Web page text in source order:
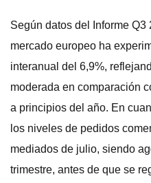
Según datos del Informe Q3
mercado europeo ha
interanual del 6,9%,
moderada en comparación
a principios del año. En
los niveles de pedidos
mediados de julio, siendo
trimestre, antes de que se